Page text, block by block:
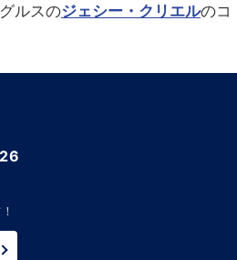
ルスのジェシー・クリエルのコ